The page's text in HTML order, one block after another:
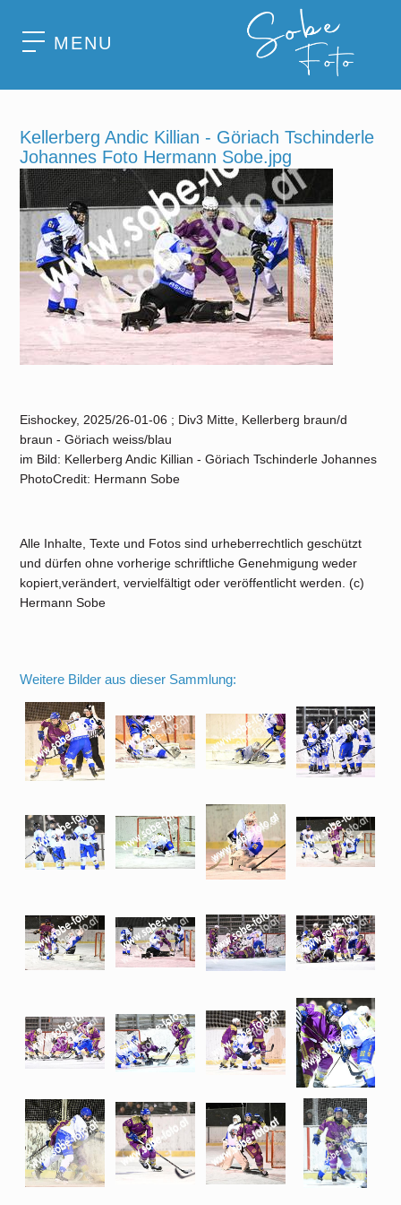
MENU
Kellerberg Andic Killian - Göriach Tschinderle
Johannes Foto Hermann Sobe.jpg
Eishockey, 2025/26-01-06 ; Div3 Mitte, Kellerberg braun/d
braun - Göriach weiss/blau
im Bild: Kellerberg Andic Killian - Göriach Tschinderle Johannes
PhotoCredit: Hermann Sobe
Alle Inhalte, Texte und Fotos sind urheberrechtlich geschützt
und dürfen ohne vorherige schriftliche Genehmigung weder
kopiert,verändert, vervielfältigt oder veröffentlicht werden. (c)
Hermann Sobe
Weitere Bilder aus dieser Sammlung: